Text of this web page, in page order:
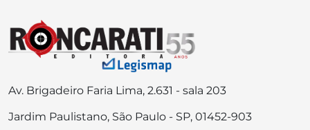
Av. Brigadeiro Faria Lima, 2.631 - sala 203
Jardim Paulistano, São Paulo - SP, 01452-903